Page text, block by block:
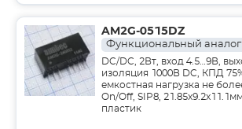
AM2G-0515DZ
Функциональный аналог
DC/DC, 2Вт, вход 4.5…9В,
изоляция 1000В DC, КПД
емкостная нагрузка не
On/Off, SIP8,
пластик